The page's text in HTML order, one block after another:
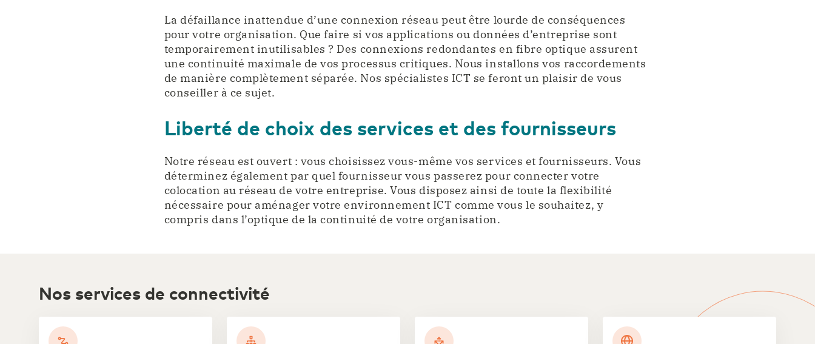
La défaillance inattendue d’une connexion réseau peut être lourde de conséquences
pour votre organisation. Que faire si vos applications ou données d’entreprise sont
temporairement inutilisables ? Des connexions redondantes en fibre optique assurent
une continuité maximale de vos processus critiques. Nous installons vos raccordements
de manière complètement séparée. Nos spécialistes ICT se feront un plaisir de vous
conseiller à ce sujet.
Liberté de choix des services et des fournisseurs
Notre réseau est ouvert : vous choisissez vous-même vos services et fournisseurs. Vous
déterminez également par quel fournisseur vous passerez pour connecter votre
colocation au réseau de votre entreprise. Vous disposez ainsi de toute la flexibilité
nécessaire pour aménager votre environnement ICT comme vous le souhaitez, y
compris dans l’optique de la continuité de votre organisation.
Nos services de connectivité